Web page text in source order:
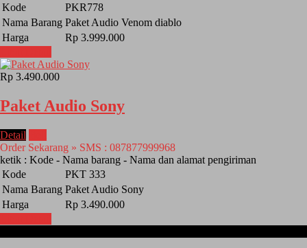
Kode
PKR778
Nama Barang Paket Audio Venom diablo
Harga
Rp 3.999.000
Rp 3.490.000
Paket Audio Sony
Detail
Order Sekarang » SMS : 087877999968
ketik : Kode - Nama barang - Nama dan alamat pengiriman
Kode
PKT 333
Nama Barang Paket Audio Sony
Harga
Rp 3.490.000